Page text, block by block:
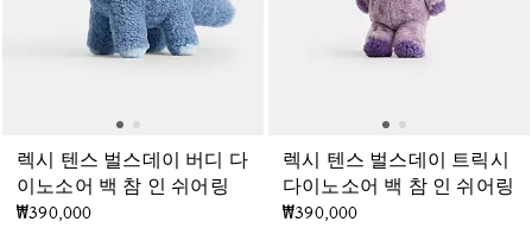
렉시 텐스 벌스데이 버디 다
이노소어 백 참 인 쉬어링
₩390,000
렉시 텐스 벌스데이 트릭시
다이노소어 백 참 인 쉬어링
₩390,000